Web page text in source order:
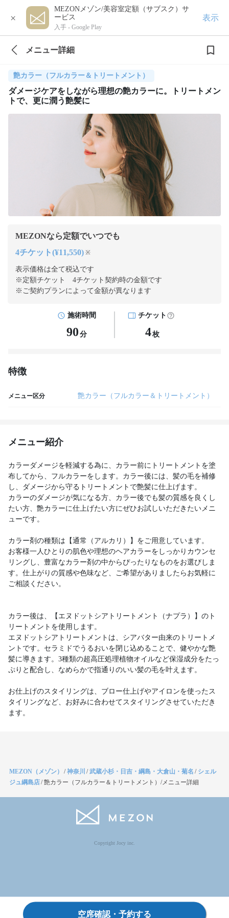
×
MEZONメゾン/美容室定額（サブスク）サ
ービス
入手 - Google Play
表示
メニュー詳細
艶カラー（フルカラー＆トリートメント）
ダメージケアをしながら理想の艶カラーに。トリートメン
トで、更に潤う艶髪に
MEZONなら定額でいつでも
4チケット(¥11,550) ※
表示価格は全て税込です
※定額チケット 4チケット契約時の金額です
※ご契約プランによって金額が異なります
施術時間
90 分
チケット
4枚
特徴
メニュー区分 艶カラー（フルカラー＆トリートメント）
メニュー紹介
カラーダメージを軽減する為に、カラー前にトリートメントを塗
布してから、フルカラーをします。カラー後には、髪の毛を補修
し、ダメージから守るトリートメントで艶髪に仕上げます。
カラーのダメージが気になる方、カラー後でも髪の質感を良くし
たい方、艶カラーに仕上げたい方にぜひお試しいただきたいメニ
ューです。
カラー剤の種類は【通常（アルカリ）】をご用意しています。
お客様一人ひとりの肌色や理想のヘアカラーをしっかりカウンセ
リングし、豊富なカラー剤の中からぴったりなものをお選びしま
す。仕上がりの質感や色味など、ご希望がありましたらお気軽に
ご相談ください。
カラー後は、【エヌドットシアトリートメント（ナプラ）】のト
リートメントを使用します。
エヌドットシアトリートメントは、シアバター由来のトリートメ
ントです。セラミドでうるおいを閉じ込めることで、健やかな艶
髪に導きます。3種類の超高圧処理植物オイルなど保湿成分をたっ
ぷりと配合し、なめらかで指通りのいい髪の毛を叶えます。
お仕上げのスタイリングは、ブロー仕上げやアイロンを使ったス
タイリングなど、お好みに合わせてスタイリングさせていただき
ます。
MEZON（メゾン） /神奈川 /武蔵小杉・日吉・綱島・大倉山・菊名 / シェル
ジュ綱島店/艶カラー（フルカラー＆トリートメント）/メニュー詳細
Copyright Jocy inc.
空席確認・予約する